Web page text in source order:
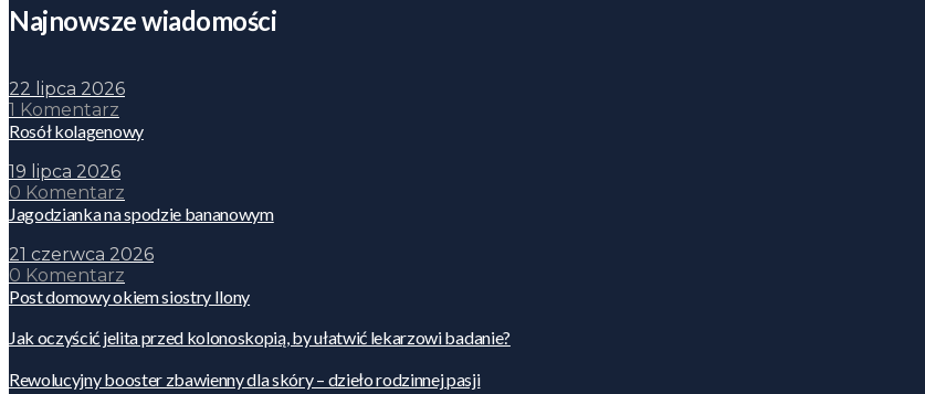
Najnowsze wiadomości
22 lipca 2026
1 Komentarz
Rosół kolagenowy
19 lipca 2026
0 Komentarz
Jagodzianka na spodzie bananowym
21 czerwca 2026
0 Komentarz
Post domowy okiem siostry Ilony
Jak oczyścić jelita przed kolonoskopią, by ułatwić lekarzowi badanie?
Rewolucyjny booster zbawienny dla skóry – dzieło rodzinnej pasji